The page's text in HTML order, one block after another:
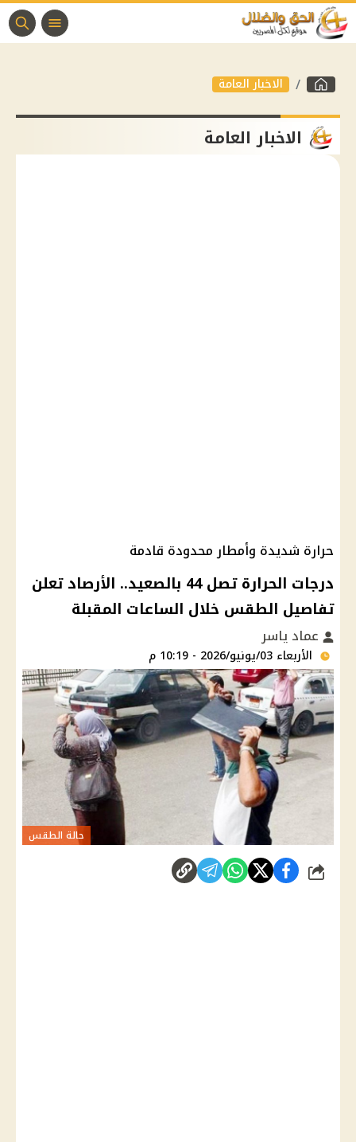
الاخبار العامة
الاخبار العامة
حرارة شديدة وأمطار محدودة قادمة
درجات الحرارة تصل 44 بالصعيد.. الأرصاد تعلن
تفاصيل الطقس خلال الساعات المقبلة
عماد ياسر
الأربعاء 03/يونيو/2026 - 10:19 م
حالة الطقس
شارك